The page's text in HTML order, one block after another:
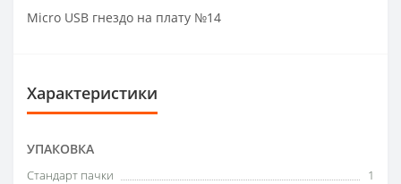
Micro USB гнездо на плату №14
Характеристики
УПАКОВКА
Стандарт пачки
1